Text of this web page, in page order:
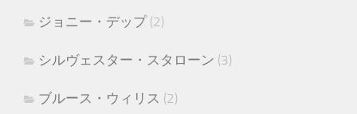
ジョニー・デップ(2)
シルヴェスター・スタローン (3)
ブルース・ウィリス (2)